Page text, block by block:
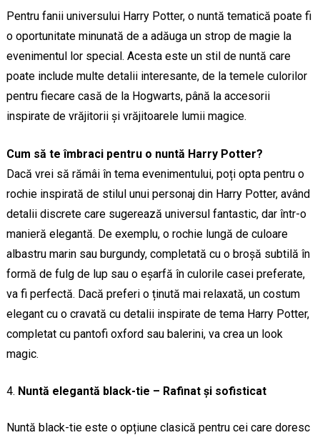
Pentru fanii universului Harry Potter, o nuntă tematică poate fi
o oportunitate minunată de a adăuga un strop de magie la
evenimentul lor special. Acesta este un stil de nuntă care
poate include multe detalii interesante, de la temele culorilor
pentru fiecare casă de la Hogwarts, până la accesorii
inspirate de vrăjitorii și vrăjitoarele lumii magice.
Cum să te îmbraci pentru o nuntă Harry Potter?
Dacă vrei să rămâi în tema evenimentului, poți opta pentru o
rochie inspirată de stilul unui personaj din Harry Potter, având
detalii discrete care sugerează universul fantastic, dar într-o
manieră elegantă. De exemplu, o rochie lungă de culoare
albastru marin sau burgundy, completată cu o broșă subtilă în
formă de fulg de lup sau o eșarfă în culorile casei preferate,
va fi perfectă. Dacă preferi o ținută mai relaxată, un costum
elegant cu o cravată cu detalii inspirate de tema Harry Potter,
completat cu pantofi oxford sau balerini, va crea un look
magic.
Nuntă elegantă black-tie – Rafinat și sofisticat
Nuntă black-tie este o opțiune clasică pentru cei care doresc